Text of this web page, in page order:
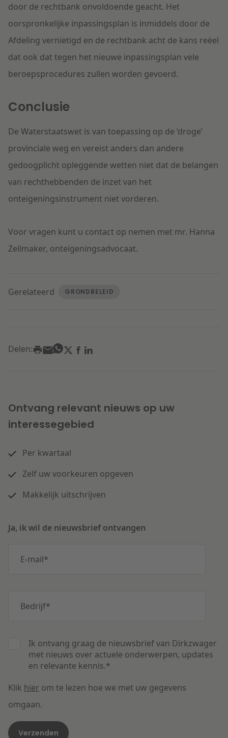
door de rechtbank onvoldoende geacht. Het
oorspronkelijke inpassingsplan is inmiddels door de
Afdeling vernietigd en de rechtbank acht de kans reëel
dat ook dat tegen het nieuwe inpassingsplan vele
beroepsprocedures zullen worden gevoerd.
Conclusie
De Waterstaatswet is van toepassing op de ‘droge’
provinciale weg en vereist anders dan andere
gedoogplicht opleggende wetten niet dat de belangen
van rechthebbenden de inzet van het
onteigeningsinstrument niet vorderen.
Voor vragen kunt u contact op nemen met mr. Hanna
Zeilmaker, onteigeningsadvocaat.
Gerelateerd GRONDBELEID
Delen:
Ontvang relevant nieuws op uw
interessegebied
Per kwartaal
Zelf uw voorkeuren opgeven
Makkelijk uitschrijven
Ja, ik wil de nieuwsbrief ontvangen
E-mail*
Bedrijf*
Ik ontvang graag de nieuwsbrief van Dirkzwager
met nieuws over actuele onderwerpen, updates
en relevante kennis.*
Klik hier om te lezen hoe we met uw gegevens
omgaan.